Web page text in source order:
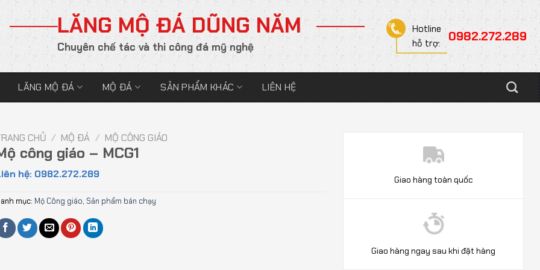
LĂNG MỘ ĐÁ DŨNG NĂM
Chuyên chế tác và thi công đá mỹ nghệ
Hotline
hỗ trợ:
0982.272.289
LĂNG MỘ ĐÁ MỘ ĐÁ SẢN PHẨM KHÁC LIÊN HỆ
CHỦ / MỘ ĐÁ / MỘ CÔNG GIÁO
công giáo – MCG1
hệ: 0982.272.289
mục: Mộ Công giáo, Sản phẩm bán chạy
Giao hàng toàn quốc
Giao hàng ngay sau khi đặt hàng